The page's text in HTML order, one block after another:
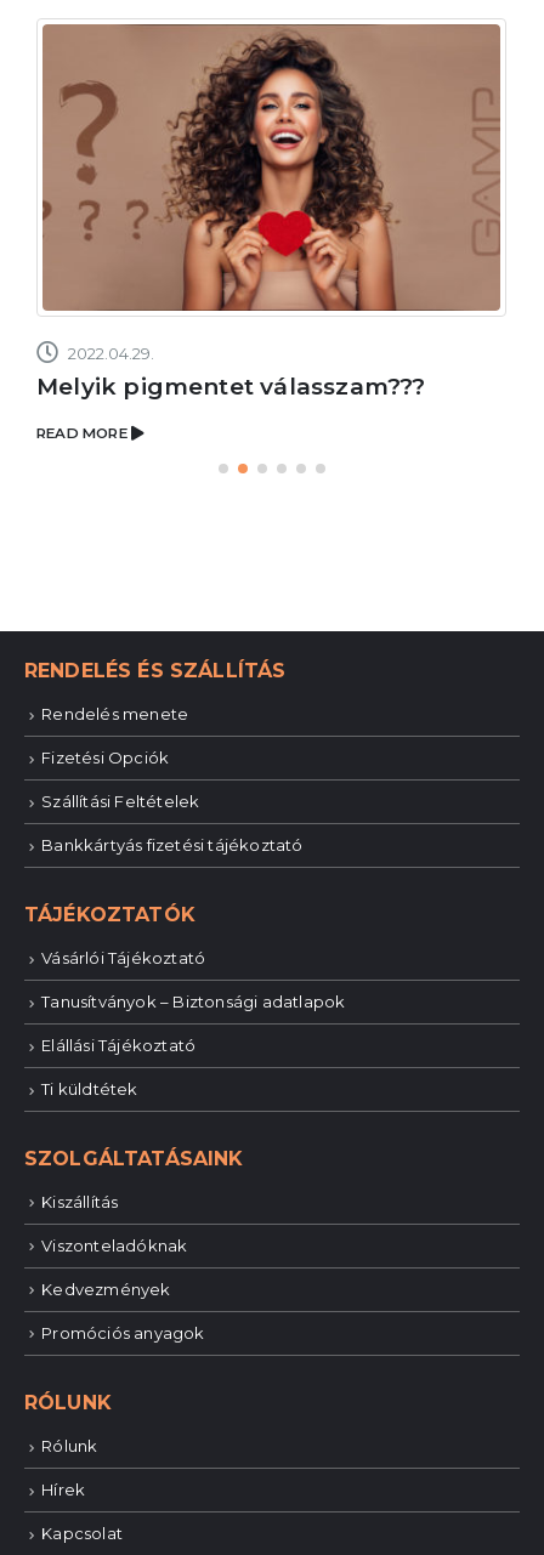
2022.04.29.
Melyik pigmentet válasszam???
READ MORE
RENDELÉS ÉS SZÁLLÍTÁS
Rendelés menete
Fizetési Opciók
Szállítási Feltételek
Bankkártyás fizetési tájékoztató
TÁJÉKOZTATÓK
Vásárlói Tájékoztató
Tanusítványok – Biztonsági adatlapok
Elállási Tájékoztató
Ti küldtétek
SZOLGÁLTATÁSAINK
Kiszállítás
Viszonteladóknak
Kedvezmények
Promóciós anyagok
RÓLUNK
Rólunk
Hírek
Kapcsolat